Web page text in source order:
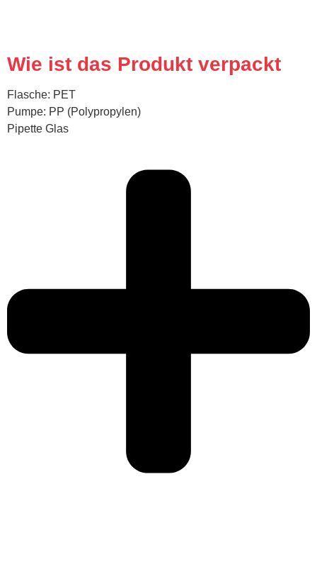
Wie ist das Produkt verpackt
Flasche: PET
Pumpe: PP (Polypropylen)
Pipette Glas